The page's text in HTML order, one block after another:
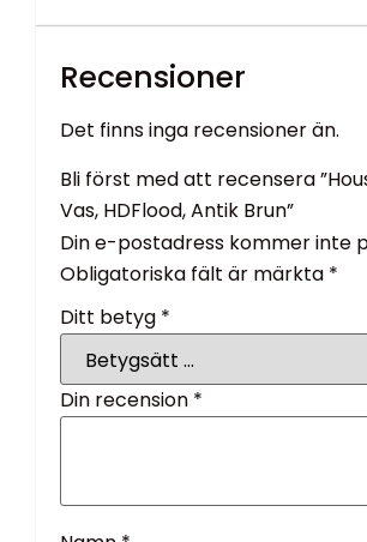
Recensioner
Det finns inga recensioner än.
Bli först med att recensera
Vas, HDFlood, Antik Brun”
Din e-postadress kommer inte
Obligatoriska fält är märkta *
Ditt betyg *
Din recension *